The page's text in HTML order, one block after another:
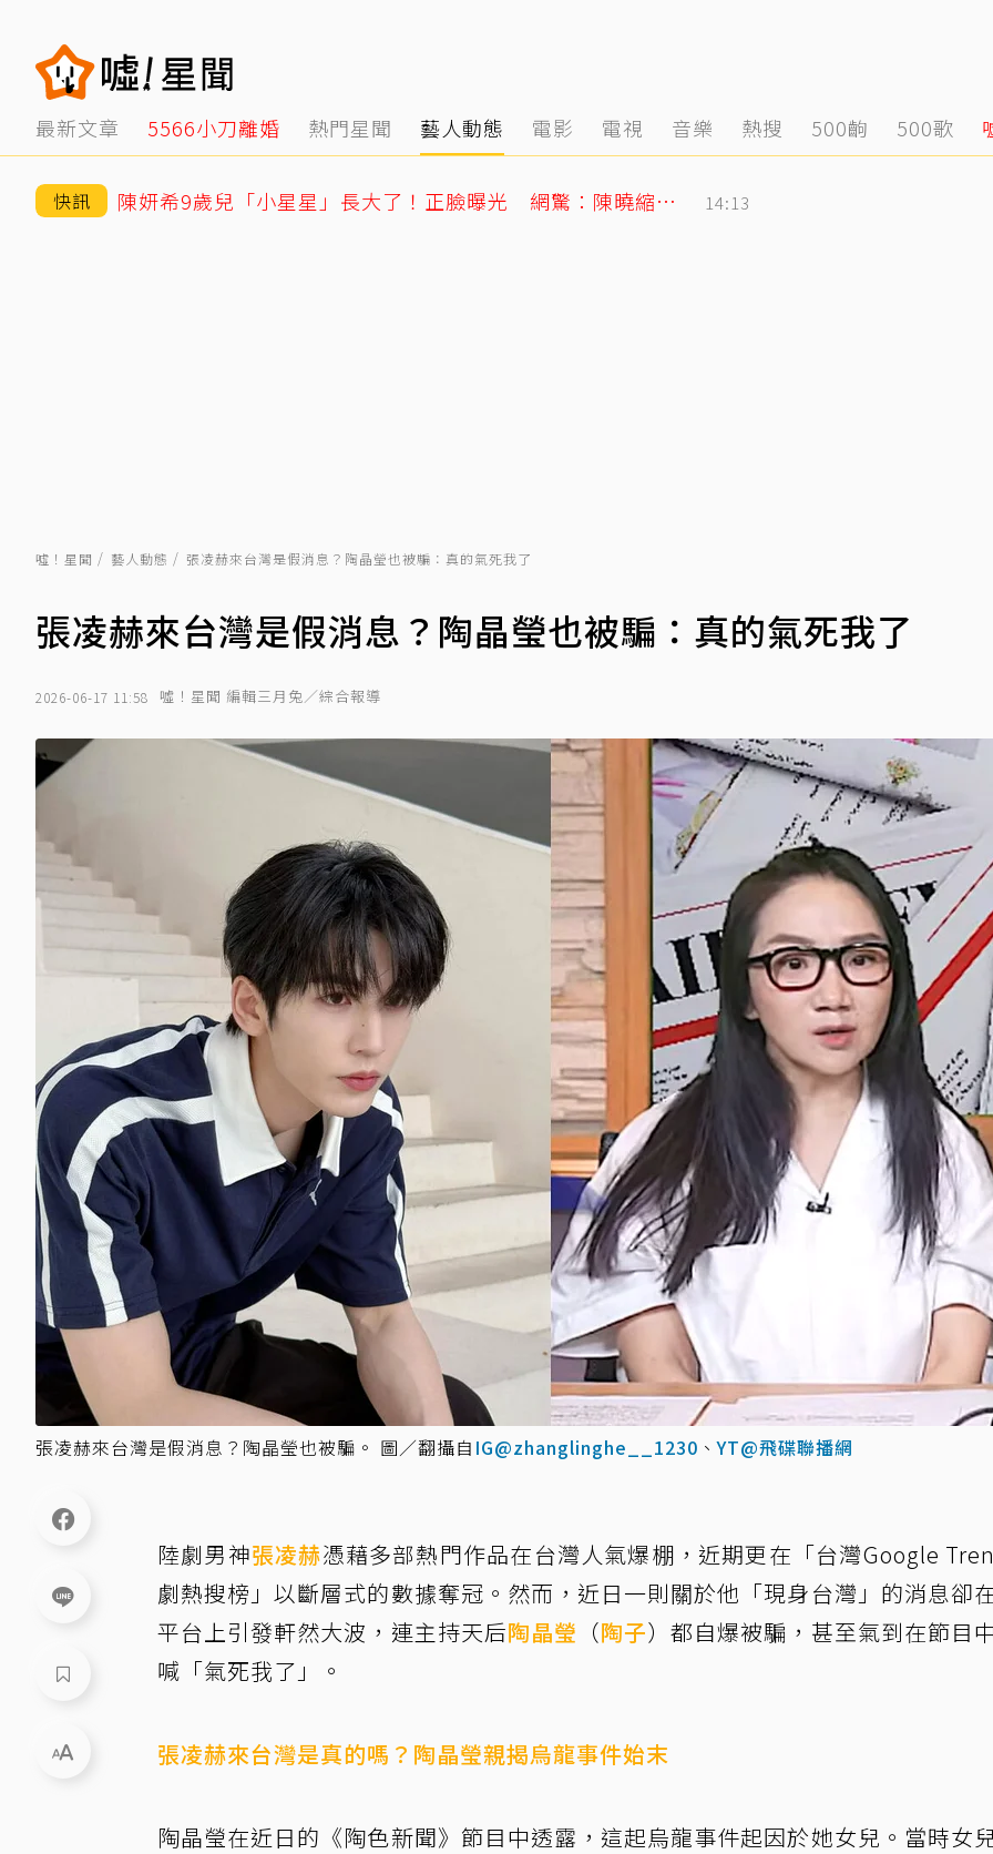
最新文章 5566小刀離婚 熱門星聞 藝人動態 電影 電視 音樂 熱搜 500齣 500歌
快訊 陳妍希9歲兒「小星星」長大了！正臉曝光 網驚：陳曉縮小版 14:13
噓！星聞 藝人動態 張凌赫來台灣是假消息？陶晶瑩也被騙：真的氣死我了
張凌赫來台灣是假消息？陶晶瑩也被騙：真的氣死我了
2026-06-17 11:58 噓！星聞 編輯三月兔／綜合報導
張凌赫來台灣是假消息？陶晶瑩也被騙。 圖／翻攝自 IG@zhanglinghe__1230 、YT@飛碟聯播網
陸劇男神張凌赫憑藉多部熱門作品在台灣人氣爆棚，近期更在「台灣Google
劇熱搜榜」以斷層式的數據奪冠。然而，近日一則關於他「現身台灣」的消息卻
平台上引發軒然大波，連主持天后陶晶瑩 （陶子）都自爆被騙，甚至氣到在節目
喊「氣死我了」。
張凌赫來台灣是真的嗎？陶晶瑩親揭烏龍事件始末
陶晶瑩在近日的《陶色新聞》節目中透露，這起烏龍事件起因於她女兒。當時女